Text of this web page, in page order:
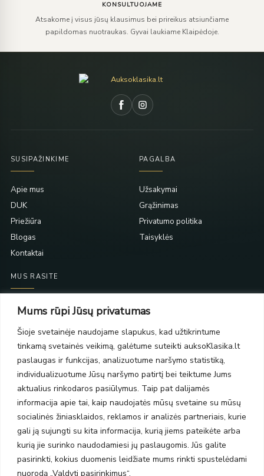
Mums rūpi Jūsų privatumas
Šioje svetainėje naudojame slapukus, kad užtikrintume
tinkamą svetainės veikimą, galėtume suteikti auksoKlasika.lt
paslaugas ir funkcijas, analizuotume naršymo statistiką,
individualizuotume Jūsų naršymo patirtį bei teiktume Jums
aktualius rinkodaros pasiūlymus. Taip pat dalijamės
informacija apie tai, kaip naudojatės mūsų svetaine su mūsų
socialinės žiniasklaidos, reklamos ir analizės partneriais, kurie
gali ją sujungti su kita informacija, kurią jiems pateikėte arba
kurią jie surinko naudodamiesi jų paslaugomis. Jūs galite
pasirinkti, kokius duomenis leidžiate mums rinkti spustelėdami
nuorodą „Valdyti pasirinkimus“.
KONSULTUOJAME
Atsakome į visus jūsų klausimus bei prireikus atsiunčiame
papildomas nuotraukas. Gyvai laukiame Klaipėdoje.
SUSIPAŽINKIME
Apie mus
DUK
Priežiūra
Blogas
Kontaktai
PAGALBA
Užsakymai
Grąžinimas
Privatumo politika
Taisyklės
MUS RASITE
Taikos pr. 139
PC Molas, Klaipėda
Taikos pr. 141
PC BIG 2, Klaipėda
Šilutės pl. 35
PC Banginis, Klaipėda
NAUJIENLAIŠKIS
Prenumeruokite ir gaukite pasiūlymus, naujienas bei riboto
leidimo kolekcijas.